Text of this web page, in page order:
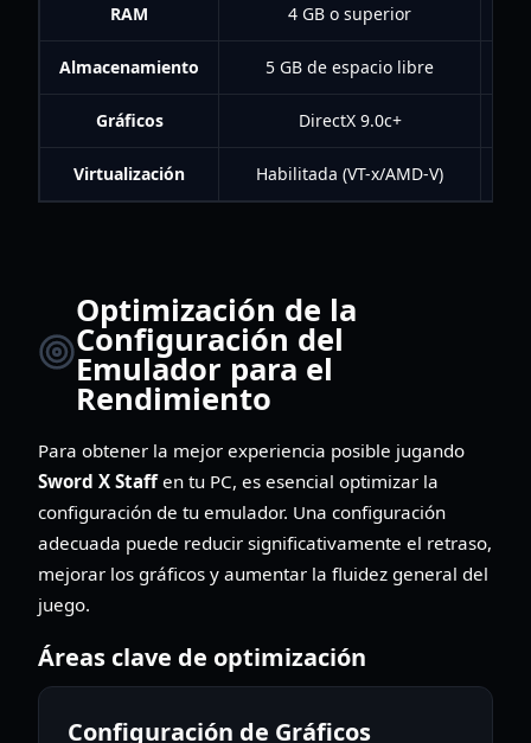
RAM 4 GB o superior
Almacenamiento 5 GB de espacio libre
Gráficos DirectX 9.0c+
Virtualización Habilitada (VT-x/AMD-V)
Optimización de la
Configuración del
Emulador para el
Rendimiento
Para obtener la mejor experiencia posible jugando
Sword X Staffen tu PC, es esencial optimizar la
configuración de tu emulador. Una configuración
adecuada puede reducir significativamente el retraso,
mejorar los gráficos y aumentar la fluidez general del
juego.
Áreas clave de optimización
Configuración de Gráficos